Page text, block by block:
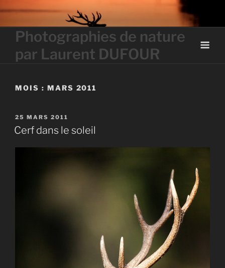
contentPhotographies de nature
par Laurent DUFOUR
MOIS : MARS 2011
PUBLIÉ
LE
25 MARS 2011
Cerf dans le soleil